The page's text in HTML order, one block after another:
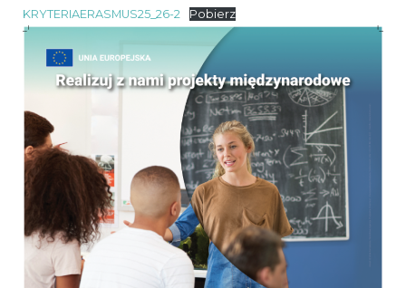
KRYTERIAERASMUS25_26-2 Pobierz